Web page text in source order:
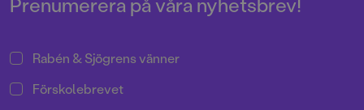
Rabén & Sjögrens vänner
Förskolebrevet